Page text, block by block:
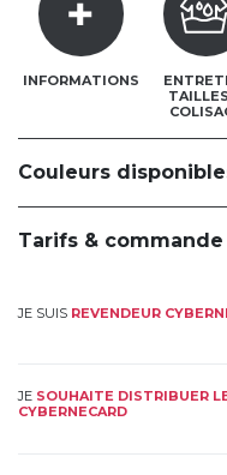
INFORMATIONS
Couleurs
Tarifs & commande
JE SUIS REVENDEUR
JE SOUHAITE DISTRIBUER
CYBERNECARD